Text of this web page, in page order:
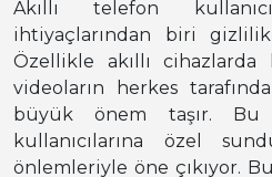
Akıllı telefon
ihtiyaçlarından biri
Özellikle akıllı cihazlarda
videoların herkes
büyük önem taşır. Bu
kullanıcılarına özel
önlemleriyle öne çıkıyor.